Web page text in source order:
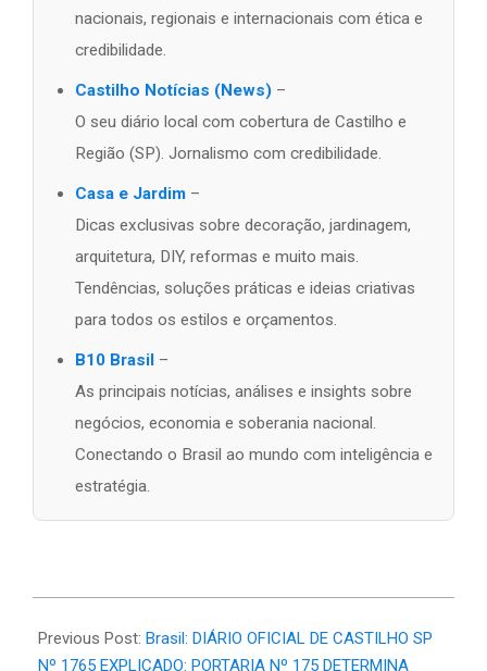
nacionais, regionais e internacionais com ética e
credibilidade.
Castilho Notícias (News) –
O seu diário local com cobertura de Castilho e
Região (SP). Jornalismo com credibilidade.
Casa e Jardim –
Dicas exclusivas sobre decoração, jardinagem,
arquitetura, DIY, reformas e muito mais.
Tendências, soluções práticas e ideias criativas
para todos os estilos e orçamentos.
B10 Brasil –
As principais notícias, análises e insights sobre
negócios, economia e soberania nacional.
Conectando o Brasil ao mundo com inteligência e
estratégia.
06-
02
Previous Post: Brasil: DIÁRIO OFICIAL DE CASTILHO SP
Nº 1765 EXPLICADO: PORTARIA Nº 175 DETERMINA